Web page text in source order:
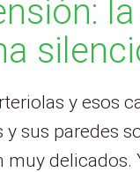
la
y esos
sus paredes
muy delicados.